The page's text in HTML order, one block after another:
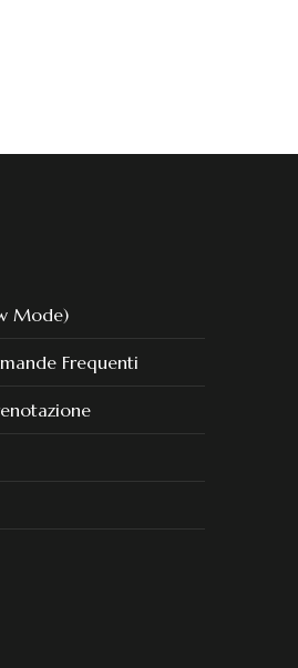
Mode)
Frequenti